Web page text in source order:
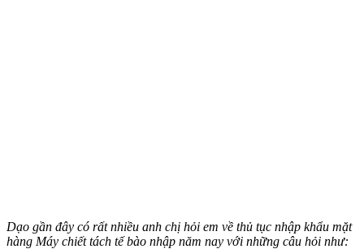
Dạo gần đây có rất nhiều anh chị hỏi em về thủ tục nhập khẩu mặt
hàng Máy chiết tách tế bào nhập năm nay với những câu hỏi như: